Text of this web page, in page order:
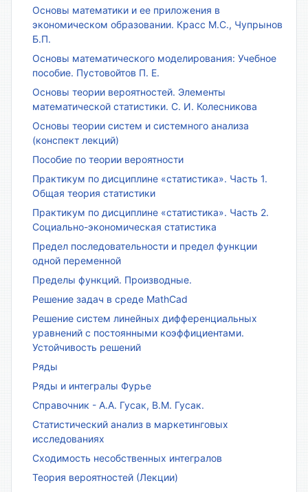
Основы математики и ее приложения в
экономическом образовании. Красс М.С., Чупрынов
Б.П.
Основы математического моделирования: Учебное
пособие. Пустовойтов П. Е.
Основы теории вероятностей. Элементы
математической статистики. С. И. Колесникова
Основы теории систем и системного анализа
(конспект лекций)
Пособие по теории вероятности
Практикум по дисциплине «статистика». Часть 1.
Общая теория статистики
Практикум по дисциплине «статистика». Часть 2.
Социально-экономическая статистика
Предел последовательности и предел функции
одной переменной
Пределы функций. Производные.
Решение задач в среде MathCad
Решение систем линейных дифференциальных
уравнений с постоянными коэффициентами.
Устойчивость решений
Ряды
Ряды и интегралы Фурье
Справочник - А.А. Гусак, В.М. Гусак.
Статистический анализ в маркетинговых
исследованиях
Сходимость несобственных интегралов
Теория вероятностей (Лекции)